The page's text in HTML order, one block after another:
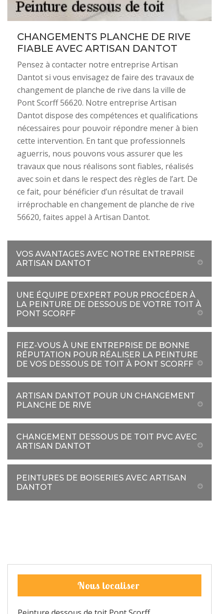
CHANGEMENTS PLANCHE DE RIVE
FIABLE AVEC ARTISAN DANTOT
Pensez à contacter notre entreprise Artisan
Dantot si vous envisagez de faire des travaux de
changement de planche de rive dans la ville de
Pont Scorff 56620. Notre entreprise Artisan
Dantot dispose des compétences et qualifications
nécessaires pour pouvoir répondre mener à bien
cette intervention. En tant que professionnels
aguerris, nous pouvons vous assurer que les
travaux que nous réalisons sont fiables, réalisés
avec soin et dans le respect des règles de l’art. De
ce fait, pour bénéficier d’un résultat de travail
irréprochable en changement de planche de rive
56620, faites appel à Artisan Dantot.
VOS AVANTAGES AVEC NOTRE ENTREPRISE
ARTISAN DANTOT
UNE ÉQUIPE D’EXPERT POUR PROCÉDER À
LA PEINTURE DE DESSOUS DE VOTRE TOIT À
PONT SCORFF
FIEZ-VOUS À UNE ENTREPRISE DE BONNE
RÉPUTATION POUR RÉALISER LA PEINTURE
DE VOS DESSOUS DE TOIT À PONT SCORFF
ARTISAN DANTOT POUR UN CHANGEMENT
PLANCHE DE RIVE
CHANGEMENT DESSOUS DE TOIT PVC AVEC
ARTISAN DANTOT
PEINTURES DE BOISERIES AVEC ARTISAN
DANTOT
Nous localiser